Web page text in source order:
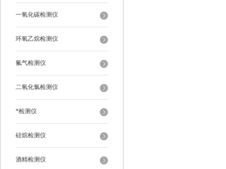
一氧化碳检测仪
环氧乙烷检测仪
氟气检测仪
二氧化氯检测仪
*检测仪
硅烷检测仪
酒精检测仪